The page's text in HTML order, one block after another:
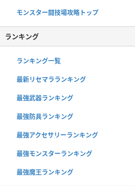
モンスター闘技場攻略トップ
ランキング
ランキング一覧
最新リセマラランキング
最強武器ランキング
最強防具ランキング
最強アクセサリーランキング
最強モンスターランキング
最強魔王ランキング